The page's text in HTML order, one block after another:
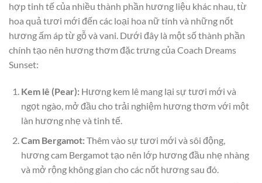
hợp tinh tế của nhiều thành phần hương liệu khác nhau, từ
hoa quả tươi mới đến các loại hoa nữ tính và những nốt
hương ấm áp từ gỗ và vani. Dưới đây là một số thành phần
chính tạo nên hương thơm đặc trưng của Coach Dreams
Sunset:
Kem lê (Pear):Hương kem lê mang lại sự tươi mới và
ngọt ngào, mở đầu cho trải nghiệm hương thơm với một
làn hương nhẹ và tinh tế.
Cam Bergamot:Thêm vào sự tươi mới và sôi động,
hương cam Bergamot tạo nên lớp hương đầu nhẹ nhàng
và mở rộng không gian cho các nốt hương sau đó.